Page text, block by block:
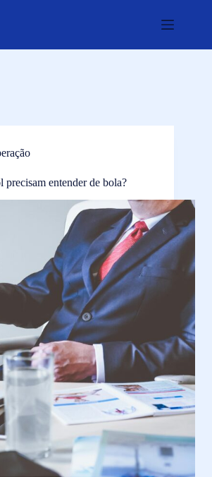
precisam entender de bola?